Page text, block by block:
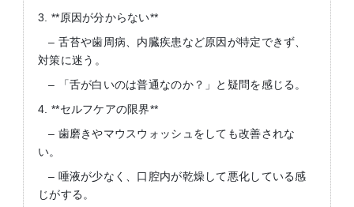
3. **原因が分からない**
– 舌苔や歯周病、内臓疾患など原因が特定できず、
対策に迷う。
– 「舌が白いのは普通なのか？」と疑問を感じる。
4. **セルフケアの限界**
– 歯磨きやマウスウォッシュをしても改善されな
い。
– 唾液が少なく、口腔内が乾燥して悪化している感
じがする。